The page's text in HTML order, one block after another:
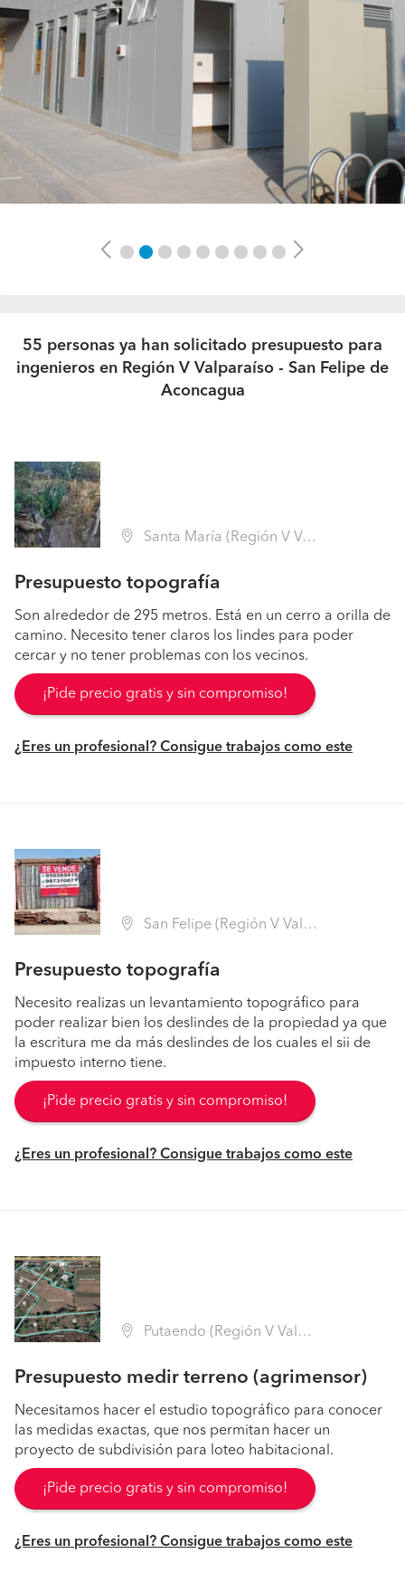
Previous Next
55 personas ya han solicitado presupuesto para
ingenieros en Región V Valparaíso - San Felipe de
Aconcagua
Santa María (Región V Valparaíso - San Felipe de Aconcagua)
Presupuesto topografía
Son alrededor de 295 metros. Está en un cerro a orilla de
camino. Necesito tener claros los lindes para poder
cercar y no tener problemas con los vecinos.
¡Pide precio gratis y sin compromiso!
¿Eres un profesional? Consigue trabajos como este
San Felipe (Región V Valparaíso - San Felipe de Aconcagua)
Presupuesto topografía
Necesito realizas un levantamiento topográfico para
poder realizar bien los deslindes de la propiedad ya que
la escritura me da más deslindes de los cuales el sii de
impuesto interno tiene.
¡Pide precio gratis y sin compromiso!
¿Eres un profesional? Consigue trabajos como este
Putaendo (Región V Valparaíso - San Felipe de Aconcagua)
Presupuesto medir terreno (agrimensor)
Necesitamos hacer el estudio topográfico para conocer
las medidas exactas, que nos permitan hacer un
proyecto de subdivisión para loteo habitacional.
¡Pide precio gratis y sin compromiso!
¿Eres un profesional? Consigue trabajos como este